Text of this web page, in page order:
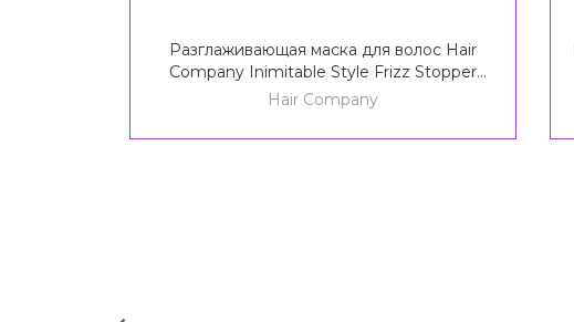
Разглаживающая маска для волос Hair
Company Inimitable Style Frizz Stopper
Mask / Creative Inspiration Twist N'Curl Frizz
Hair Company